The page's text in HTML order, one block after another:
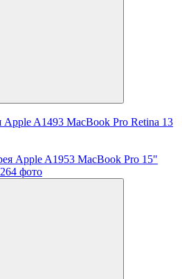
Apple A1493 MacBook Pro Retina 13